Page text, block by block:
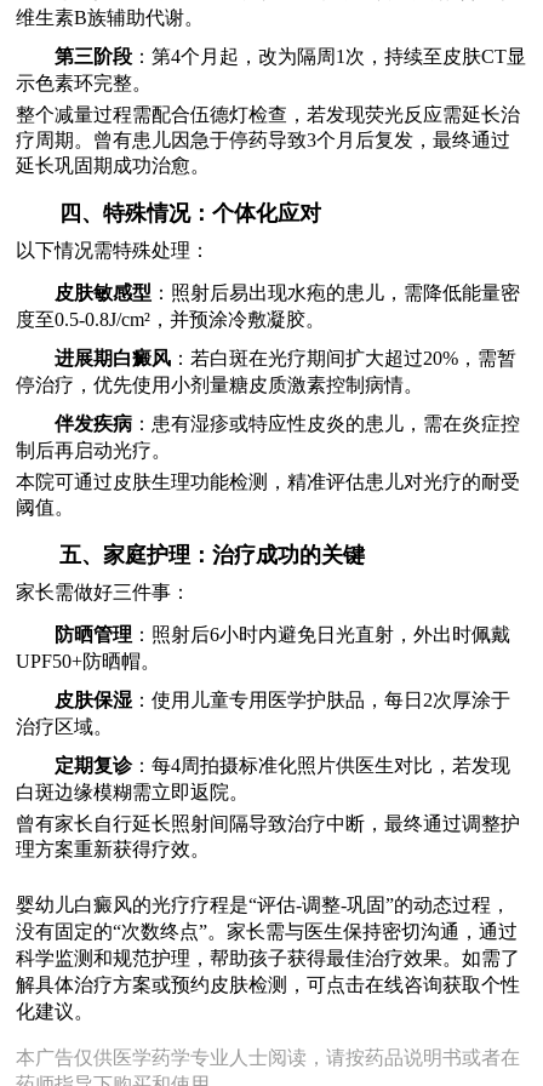
维生素B族辅助代谢。
第三阶段 ：第4个月起，改为隔周1次，持续至皮肤CT显
示色素环完整。
整个减量过程需配合伍德灯检查，若发现荧光反应需延长治
疗周期。曾有患儿因急于停药导致3个月后复发，最终通过
延长巩固期成功治愈。
四、特殊情况：个体化应对
以下情况需特殊处理：
皮肤敏感型 ：照射后易出现水疱的患儿，需降低能量密
度至0.5-0.8J/cm²，并预涂冷敷凝胶。
进展期白癜风 ：若白斑在光疗期间扩大超过20%，需暂
停治疗，优先使用小剂量糖皮质激素控制病情。
伴发疾病 ：患有湿疹或特应性皮炎的患儿，需在炎症控
制后再启动光疗。
本院可通过皮肤生理功能检测，精准评估患儿对光疗的耐受
阈值。
五、家庭护理：治疗成功的关键
家长需做好三件事：
防晒管理 ：照射后6小时内避免日光直射，外出时佩戴
UPF50+防晒帽。
皮肤保湿 ：使用儿童专用医学护肤品，每日2次厚涂于
治疗区域。
定期复诊：每4周拍摄标准化照片供医生对比，若发现
白斑边缘模糊需立即返院。
曾有家长自行延长照射间隔导致治疗中断，最终通过调整护
理方案重新获得疗效。
婴幼儿白癜风的光疗疗程是“评估-调整-巩固”的动态过程，
没有固定的“次数终点”。家长需与医生保持密切沟通，通过
科学监测和规范护理，帮助孩子获得最佳治疗效果。如需了
解具体治疗方案或预约皮肤检测，可点击在线咨询获取个性
化建议。
本广告仅供医学药学专业人士阅读，请按药品说明书或者在